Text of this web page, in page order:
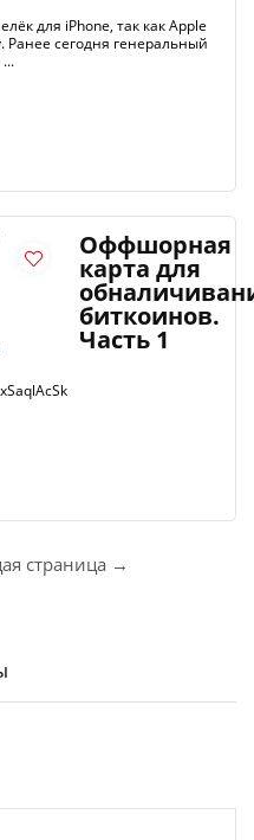
для iPhone, так как Apple
Ранее сегодня генеральный
Оффшорная
карта для
биткоинов.
Часть 1
страница →